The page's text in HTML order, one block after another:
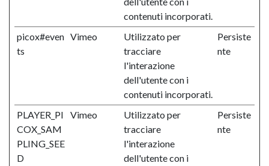
contenuti incorporati.
picox#even
ts
Vimeo
Utilizzato per
tracciare
l'interazione
dell'utente con i
contenuti incorporati.
Persiste
nte
PLAYER_PI
COX_SAM
PLING_SEE
D
Vimeo
Utilizzato per
tracciare
l'interazione
dell'utente con i
Persiste
nte